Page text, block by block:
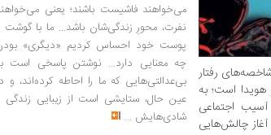
رفتار
است؛ به
اجتماعی
چالش‌هایی
می‌خواهند فاشیست باشند؛ یعنی
نفرت، محورِ زندگی‌شان باشد... ما با گوشت
پوست خود احساس کردیم «دیگری»
چه معنایی دارد... نوشتن پاسخی است
بی‌عدالتی‌هایی که ما را احاطه کرده‌اند، و
عین حال، ستایشی است از زیبایی زندگی
شادی‌هایش ...